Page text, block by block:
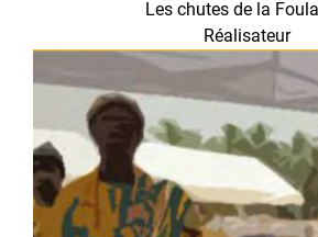
Les chutes de la
Réalisateur